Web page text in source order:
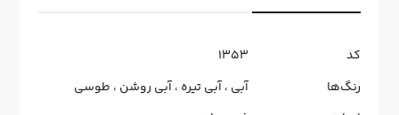
کد
1353
رنگ‌ها
آبی ،آبی تیره ،آبی روشن ، طوسی